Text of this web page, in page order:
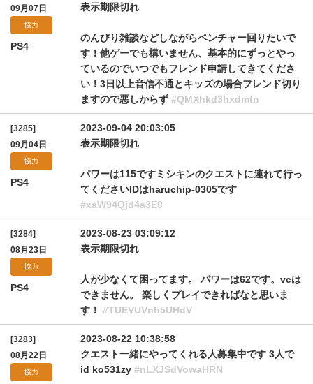
09月07日
協力
PS4
表示期限切れ
のんびり雑談などしながらベンチャー回りたいで
す！他ゲーでも構いません、基本的にずっとやっ
ているのでいつでもフレンド申請してきてくださ
い！3日以上音信不通とキッズの場合フレンド切り
ますので悪しからず #QMXhkd3hxdmtn
[3285]
09月04日
協力
PS4
2023-09-04 20:03:05
表示期限切れ
パワーは115ですミシキンのクエストに連れて行っ
てくださいIDはharuchip-0305です
#xaW94Qjd4a3E0
[3284]
08月23日
協力
PS4
2023-08-23 03:09:12
表示期限切れ
人が少なくて困ってます。 パワーは62です。vcは
できません。 楽しくプレイできればなと思いま
す！ #TUEVUVnh5UHdV
[3283]
08月22日
協力
2023-08-22 10:38:58
クエスト一緒にやってくれる人募集中です 3人で
id ko531zy #nLXJSdVowaHRN